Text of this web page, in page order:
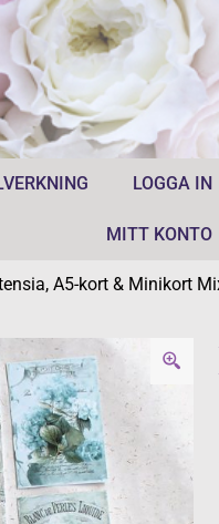
LOGGA IN
MITT KONTO
A5-kort & Minikort